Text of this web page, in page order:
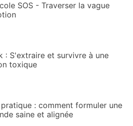
SOS - Traverser la vague
: S'extraire et survivre à une
toxique
pratique : comment formuler une
saine et alignée